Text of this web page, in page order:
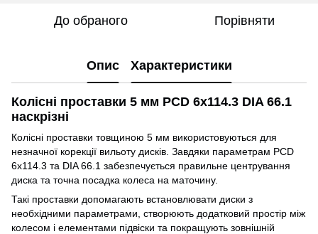
До обраного Порівняти
Опис Характеристики
Колісні проставки 5 мм PCD 6x114.3 DIA 66.1
наскрізні
Колісні проставки товщиною 5 мм використовуються для
незначної корекції вильоту дисків. Завдяки параметрам PCD
6x114.3 та DIA 66.1 забезпечується правильне центрування
диска та точна посадка колеса на маточину.
Такі проставки допомагають встановлювати диски з
необхідними параметрами, створюють додатковий простір між
колесом і елементами підвіски та покращують зовнішній